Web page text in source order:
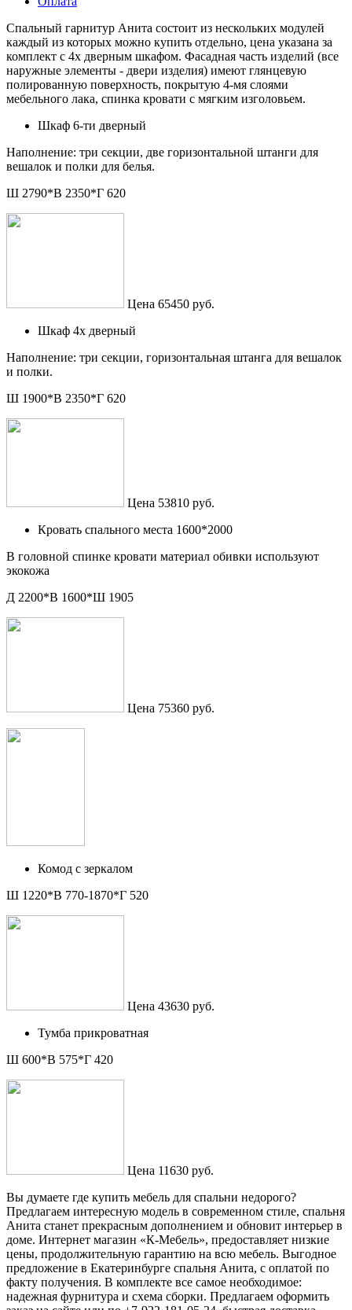
Спальный гарнитур Анита состоит из нескольких модулей
каждый из которых можно купить отдельно, цена указана за
комплект с 4х дверным шкафом. Фасадная часть изделий (все
наружные элементы - двери изделия) имеют глянцевую
полированную поверхность, покрытую 4-мя слоями
мебельного лака, спинка кровати с мягким изголовьем.
Шкаф 6-ти дверный
Наполнение: три секции, две горизонтальной штанги для
вешалок и полки для белья.
Ш 2790*В 2350*Г 620
Цена 65450 руб.
Шкаф 4х дверный
Наполнение: три секции, горизонтальная штанга для вешалок
и полки.
Ш 1900*В 2350*Г 620
Цена 53810 руб.
Кровать спального места 1600*2000
В головной спинке кровати материал обивки используют
экокожа
Д 2200*В 1600*Ш 1905
Цена 75360 руб.
Комод с зеркалом
Ш 1220*В 770-1870*Г 520
Цена 43630 руб.
Тумба прикроватная
Ш 600*В 575*Г 420
Цена 11630 руб.
Вы думаете где купить мебель для спальни недорого?
Предлагаем интересную модель в современном стиле, спальня
Анита станет прекрасным дополнением и обновит интерьер в
доме. Интернет магазин «К-Мебель», предоставляет низкие
цены, продолжительную гарантию на всю мебель. Выгодное
предложение в Екатеринбурге спальня Анита, с оплатой по
факту получения. В комплекте все самое необходимое:
надежная фурнитура и схема сборки. Предлагаем оформить